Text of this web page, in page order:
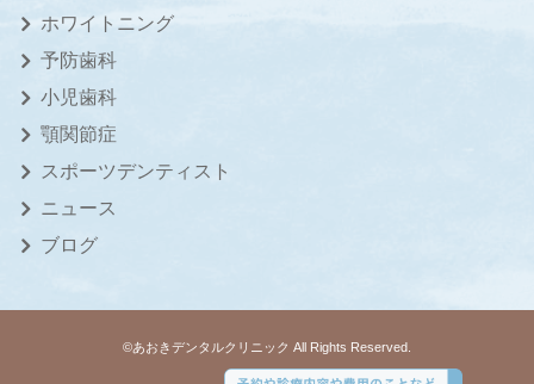
ホワイトニング
予防歯科
小児歯科
顎関節症
スポーツデンティスト
ニュース
ブログ
©あおきデンタルクリニック All Rights Reserved.